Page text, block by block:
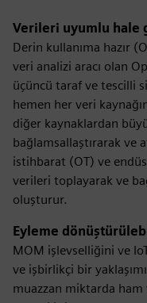
Verileri uyumlu hale
Derin kullanıma hazır
veri analizi aracı olan
üçüncü taraf ve tescilli
hemen her veri
diğer kaynaklardan
bağlamsallaştırarak ve
istihbarat (OT) ve
verileri toplayarak ve
oluşturur.
Eyleme
MOM işlevselliğini ve
ve işbirlikçi bir
muazzan miktarda